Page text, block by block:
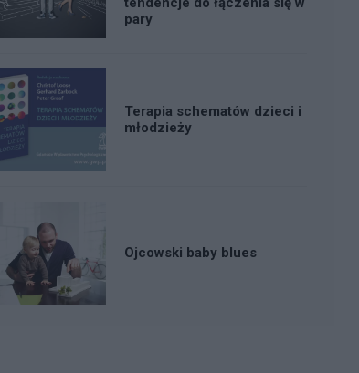
pary
Terapia schematów dzieci i
młodzieży
Ojcowski baby blues